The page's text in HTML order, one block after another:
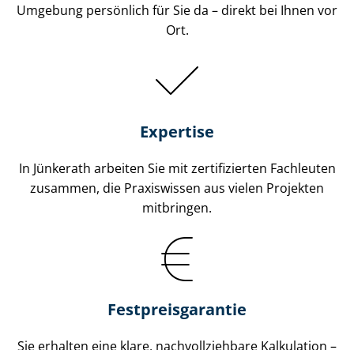
Umgebung persönlich für Sie da – direkt bei Ihnen vor
Ort.
Expertise
In Jünkerath arbeiten Sie mit zertifizierten Fachleuten
zusammen, die Praxiswissen aus vielen Projekten
mitbringen.
Fest­preis­ga­ran­tie
Sie erhalten eine klare, nach­voll­zieh­ba­re Kalkulation –